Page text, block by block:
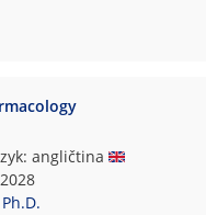
angličtina